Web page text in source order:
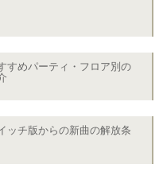
すめパーティ・フロア別の
ッチ版からの新曲の解放条